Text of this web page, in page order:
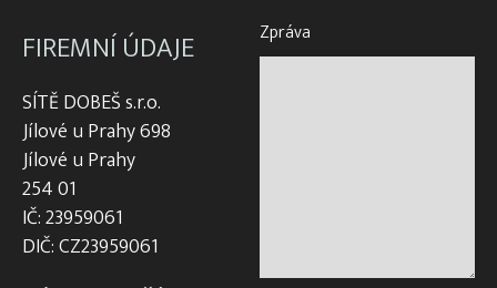
FIREMNÍ ÚDAJE
SÍTĚ DOBEŠ s.r.o.
Jílové u Prahy 698
Jílové u Prahy
254 01
IČ: 23959061
DIČ: CZ23959061
Zpráva